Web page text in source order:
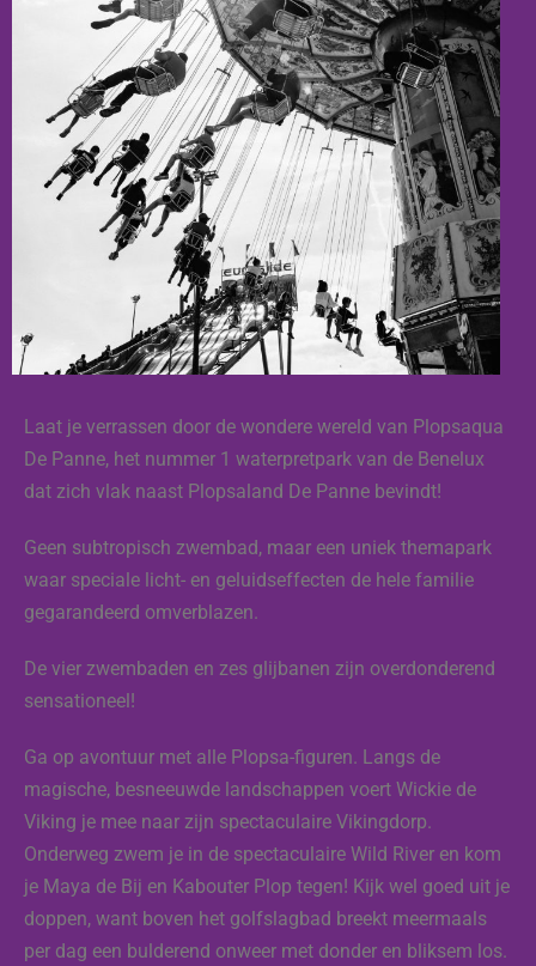
Laat je verrassen door de wondere wereld van Plopsaqua
De Panne, het nummer 1 waterpretpark van de Benelux
dat zich vlak naast Plopsaland De Panne bevindt!
Geen subtropisch zwembad, maar een uniek themapark
waar speciale licht- en geluidseffecten de hele familie
gegarandeerd omverblazen.
De vier zwembaden en zes glijbanen zijn overdonderend
sensationeel!
Ga op avontuur met alle Plopsa-figuren. Langs de
magische, besneeuwde landschappen voert Wickie de
Viking je mee naar zijn spectaculaire Vikingdorp.
Onderweg zwem je in de spectaculaire Wild River en kom
je Maya de Bij en Kabouter Plop tegen! Kijk wel goed uit je
doppen, want boven het golfslagbad breekt meermaals
per dag een bulderend onweer met donder en bliksem los.